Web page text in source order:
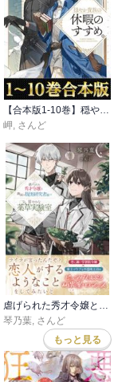
【合本版1-10巻】穏やか貴族の休暇のすすめ。
岬, さんど
琴乃葉 さんど
もっと見る